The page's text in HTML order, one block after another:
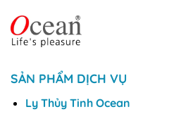
SẢN PHẨM DỊCH VỤ
Ly Thủy Tinh Ocean